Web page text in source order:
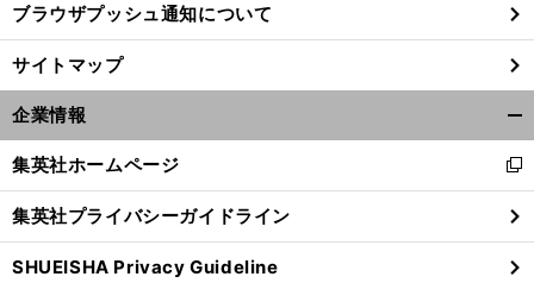
155 】
up
GT
ブラウザプッシュ通知について
サイトマップ
企業情報
閉
る
集英社ホームページ
新
し
い
ウ
ィ
集英社プライバシーガイドライン
SHUEISHA Privacy Guideline